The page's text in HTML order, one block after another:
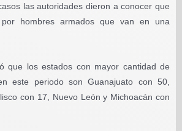
las autoridades dieron a conocer que
hombres armados que van en una
que los estados con mayor cantidad de
este periodo son Guanajuato con 50,
con 17, Nuevo León y Michoacán con